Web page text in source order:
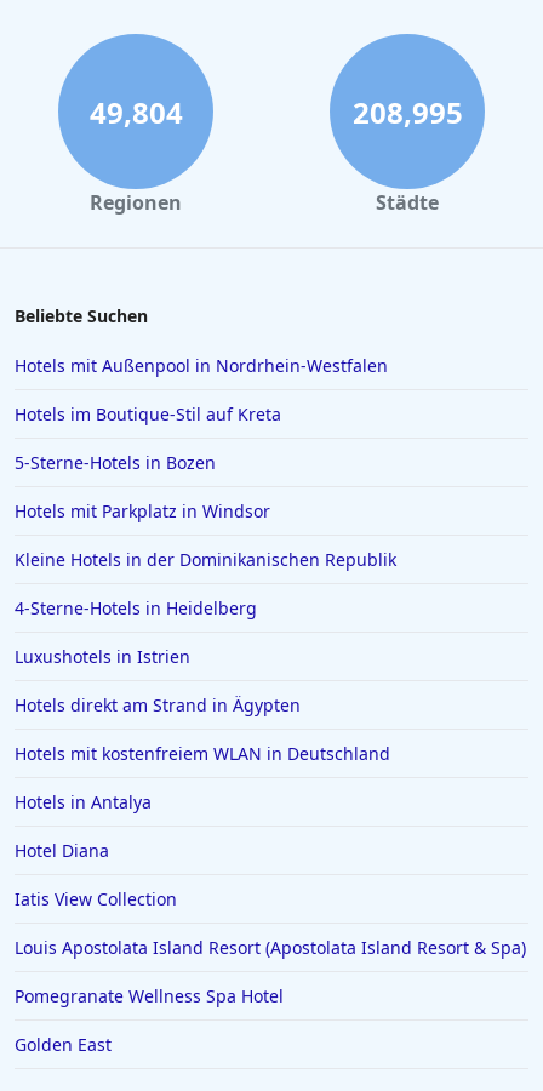
49,804
Regionen
208,995
Städte
Beliebte Suchen
Hotels mit Außenpool in Nordrhein-Westfalen
Hotels im Boutique-Stil auf Kreta
5-Sterne-Hotels in Bozen
Hotels mit Parkplatz in Windsor
Kleine Hotels in der Dominikanischen Republik
4-Sterne-Hotels in Heidelberg
Luxushotels in Istrien
Hotels direkt am Strand in Ägypten
Hotels mit kostenfreiem WLAN in Deutschland
Hotels in Antalya
Hotel Diana
Iatis View Collection
Louis Apostolata Island Resort (Apostolata Island Resort & Spa)
Pomegranate Wellness Spa Hotel
Golden East